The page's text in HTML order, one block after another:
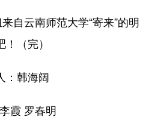
自云南师范大学“寄来”的明
（完）
：韩海阔
霞 罗春明